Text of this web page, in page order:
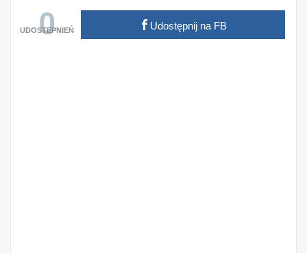
0
UDOSTĘPNIEŃ Udostępnij na FB